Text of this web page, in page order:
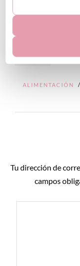
SHARE
ALIMENTACIÓN /
Tu dirección de
campos